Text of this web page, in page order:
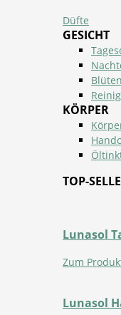
Düfte
GESICHT
KÖRPER
TOP-
Lunasol
Zum
Lunasol